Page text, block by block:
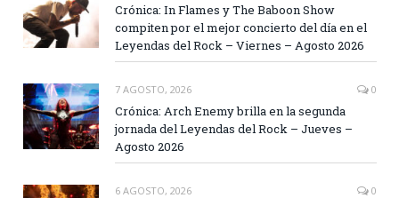
Crónica: In Flames y The Baboon Show
compiten por el mejor concierto del día en el
Leyendas del Rock – Viernes – Agosto 2026
7 AGOSTO, 2026 0
Crónica: Arch Enemy brilla en la segunda
jornada del Leyendas del Rock – Jueves –
Agosto 2026
6 AGOSTO, 2026 0